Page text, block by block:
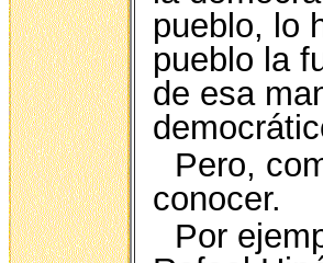
pueblo, lo
pueblo la
de esa
Pero,
conocer.
Por